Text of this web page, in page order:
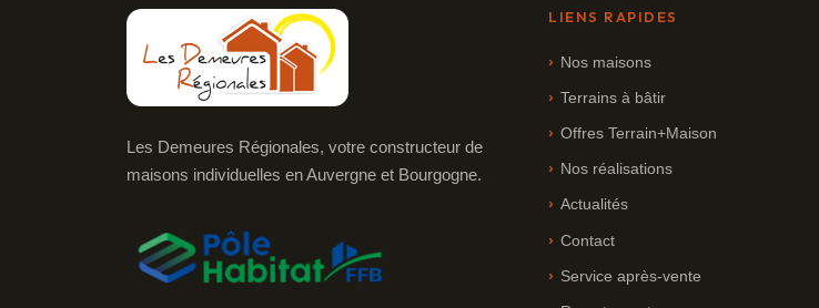
Les Demeures Régionales, votre constructeur de
maisons individuelles en Auvergne et Bourgogne.
LIENS RAPIDES
Nos maisons
Terrains à bâtir
Offres Terrain+Maison
Nos réalisations
Actualités
Contact
Service après-vente